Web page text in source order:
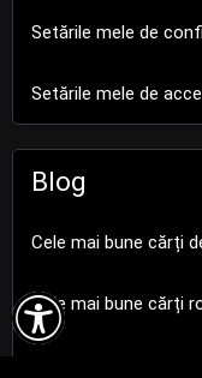

Setările mele de
Setările mele de
Blog
Cele mai bune cărți
Cele mai bune cărți